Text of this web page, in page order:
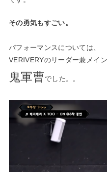
その勇気もすごい。
パフォーマンスについては、
VERIVERYのリーダー兼メイ
鬼軍曹でした。。